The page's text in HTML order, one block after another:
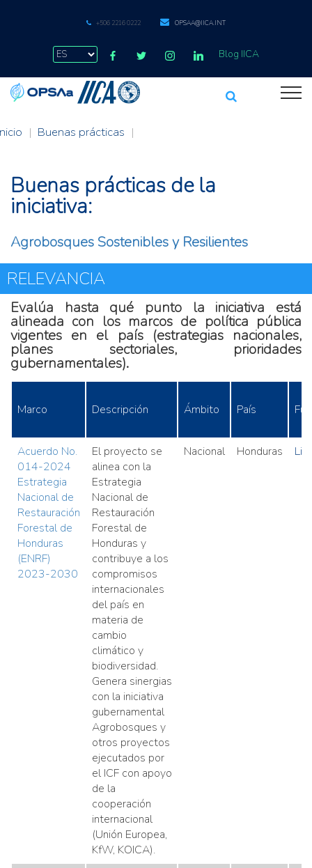
+506 2216 0222 OPSAA@IICA.INT
Blog IICA
| Buenas prácticas |
Buenas prácticas de la
iniciativa:
Agrobosques Sostenibles y Resilientes
RELEVANCIA
Evalúa hasta qué punto la iniciativa está
alineada con los marcos de política pública
vigentes en el país (estrategias nacionales,
planes sectoriales, prioridades
gubernamentales).
Marco Descripción Ámbito País
Acuerdo No.
014-2024
Estrategia
Nacional de
Restauración
Forestal de
Honduras
(ENRF)
2023-2030
El proyecto se
alinea con la
Estrategia
Nacional de
Restauración
Forestal de
Honduras y
contribuye a los
compromisos
internacionales
del país en
materia de
cambio
climático y
biodiversidad.
Genera sinergias
con la iniciativa
gubernamental
Agrobosques y
otros proyectos
ejecutados por
el ICF con apoyo
de la
cooperación
internacional
(Unión Europea,
KfW, KOICA).
Nacional Honduras Link